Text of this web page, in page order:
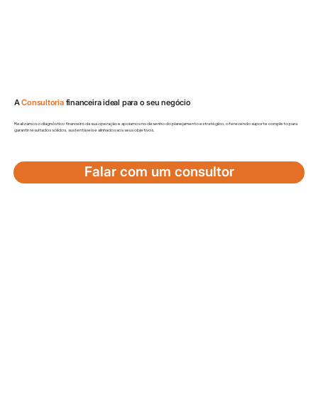
AConsultoriafinanceira ideal para o seu negócio
Realizamos o diagnóstico financeiro da sua operação e apoiamos no desenho do planejamento estratégico, oferecendo suporte completo para
garantir resultados sólidos, sustentáveis e alinhados aos seus objetivos.
Falar com um consultor